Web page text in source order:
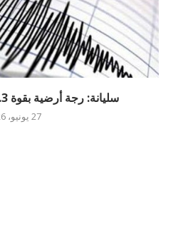
سليانة: رجة أرضية بقوة 3.3 درجات في قعفور
27 يونيو، 2026